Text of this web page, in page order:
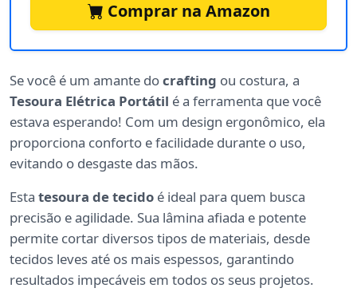
Comprar na Amazon
Se você é um amante docrafting ou costura, a
Tesoura Elétrica Portátil é a ferramenta que você
estava esperando! Com um design ergonômico, ela
proporciona conforto e facilidade durante o uso,
evitando o desgaste das mãos.
Esta tesoura de tecido é ideal para quem busca
precisão e agilidade. Sua lâmina afiada e potente
permite cortar diversos tipos de materiais, desde
tecidos leves até os mais espessos, garantindo
resultados impecáveis em todos os seus projetos.